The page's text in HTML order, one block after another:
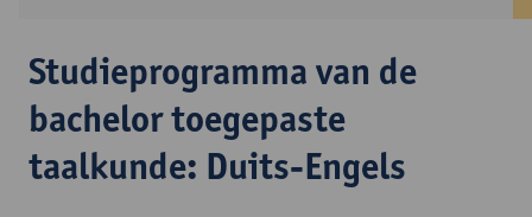
Studieprogramma van de
bachelor toegepaste
taalkunde: Duits-Engels